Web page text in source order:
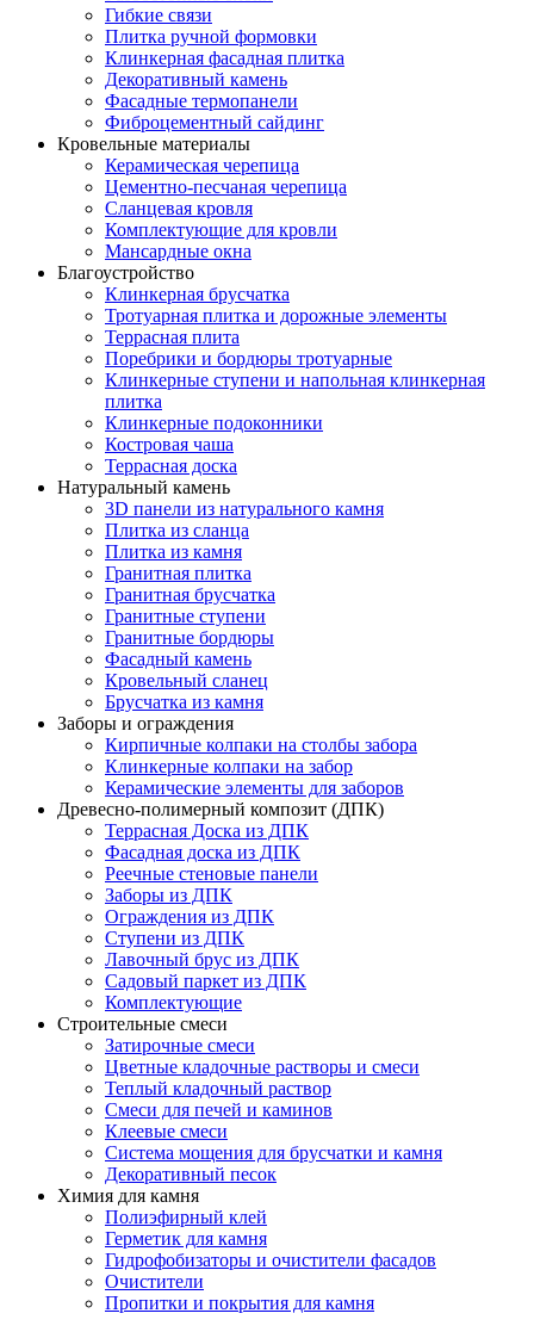
Гибкие связи
Плитка ручной формовки
Клинкерная фасадная плитка
Декоративный камень
Фасадные термопанели
Фиброцементный сайдинг
Кровельные материалы
Керамическая черепица
Цементно-песчаная черепица
Сланцевая кровля
Комплектующие для кровли
Мансардные окна
Благоустройство
Клинкерная брусчатка
Тротуарная плитка и дорожные элементы
Террасная плита
Поребрики и бордюры тротуарные
Клинкерные ступени и напольная клинкерная
плитка
Клинкерные подоконники
Костровая чаша
Террасная доска
Натуральный камень
3D панели из натурального камня
Плитка из сланца
Плитка из камня
Гранитная плитка
Гранитная брусчатка
Гранитные ступени
Гранитные бордюры
Фасадный камень
Кровельный сланец
Брусчатка из камня
Заборы и ограждения
Кирпичные колпаки на столбы забора
Клинкерные колпаки на забор
Керамические элементы для заборов
Древесно-полимерный композит (ДПК)
Террасная Доска из ДПК
Фасадная доска из ДПК
Реечные стеновые панели
Заборы из ДПК
Ограждения из ДПК
Ступени из ДПК
Лавочный брус из ДПК
Садовый паркет из ДПК
Комплектующие
Строительные смеси
Затирочные смеси
Цветные кладочные растворы и смеси
Теплый кладочный раствор
Смеси для печей и каминов
Клеевые смеси
Система мощения для брусчатки и камня
Декоративный песок
Химия для камня
Полиэфирный клей
Герметик для камня
Гидрофобизаторы и очистители фасадов
Очистители
Пропитки и покрытия для камня